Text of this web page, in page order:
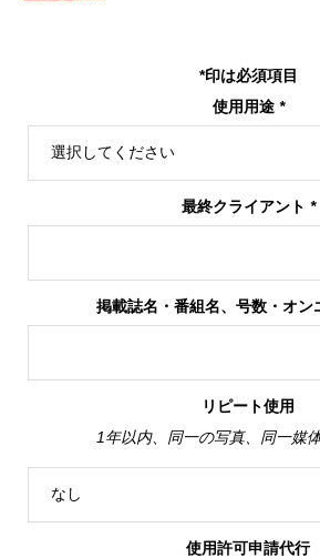
*印は必須項目
使用用途 *
最終クライアント *
掲載誌名・番組名、号数・オン
リピート使用
1年以内、同一の写真、同一媒
使用許可申請代行